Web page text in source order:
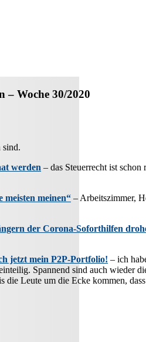
– Woche 30/2020
werden – das Steuerrecht ist
meisten meinen“ – Arbeitszimmer,
der Corona-Soforthilfen
jetzt mein P2P-Portfolio! – ich
Spannend sind auch wieder
die Leute um die Ecke kommen,